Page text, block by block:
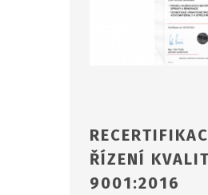
ŘÍZENÍ
9001:2016